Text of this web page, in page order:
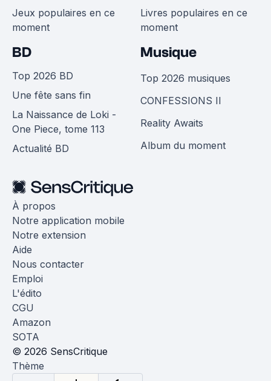
Jeux populaires en ce
moment
Livres populaires en ce
moment
BD
Top 2026 BD
Une fête sans fin
La Naissance de Loki -
One Piece, tome 113
Actualité BD
Musique
Top 2026 musiques
CONFESSIONS II
Reality Awaits
Album du moment
À propos
Notre application mobile
Notre extension
Aide
Nous contacter
Emploi
L'édito
CGU
Amazon
SOTA
© 2026 SensCritique
Thème